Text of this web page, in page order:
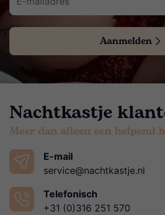
Aanmelden
Nachtkastje
Meer dan alleen een helpend
E-mail
service@nachtkastje.nl
Telefonisch
+31 (0)316 251 570